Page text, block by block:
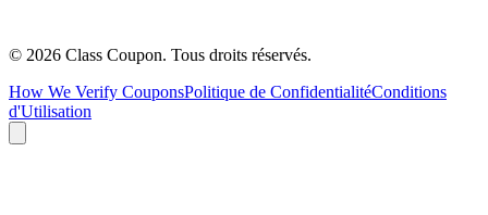
© 2026 Class Coupon. Tous droits réservés.
How We Verify CouponsPolitique de ConfidentialitéConditions
d'Utilisation